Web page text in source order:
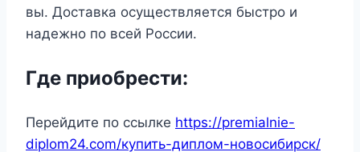
вы. Доставка осуществляется быстро и
надежно по всей России.
Где приобрести:
Перейдите по ссылке https://premialnie-
diplom24.com/купить-диплом-новосибирск/